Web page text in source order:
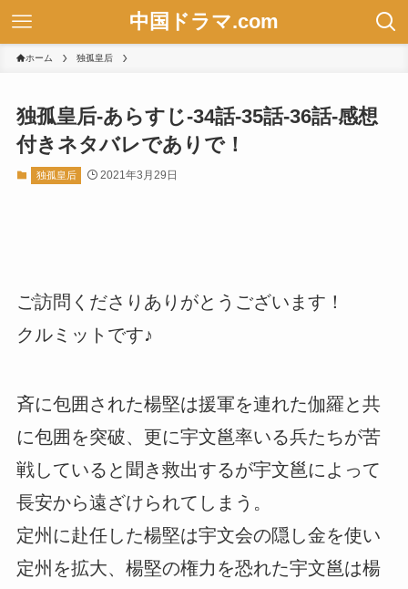
中国ドラマ.com
ホーム 独孤皇后
独孤皇后-あらすじ-34話-35話-36話-感想
付きネタバレでありで！
独孤皇后 2021年3月29日
ご訪問くださりありがとうございます！
クルミットです♪
斉に包囲された楊堅は援軍を連れた伽羅と共
に包囲を突破、更に宇文邕率いる兵たちが苦
戦していると聞き救出するが宇文邕によって
長安から遠ざけられてしまう。
定州に赴任した楊堅は宇文会の隠し金を使い
定州を拡大、楊堅の権力を恐れた宇文邕は楊